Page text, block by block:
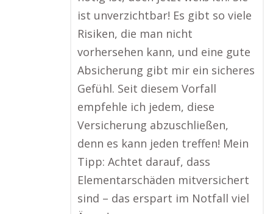
ist unverzichtbar! Es gibt so viele
Risiken, die man nicht
vorhersehen kann, und eine gute
Absicherung gibt mir ein sicheres
Gefühl. Seit diesem Vorfall
empfehle ich jedem, diese
Versicherung abzuschließen,
denn es kann jeden treffen! Mein
Tipp: Achtet darauf, dass
Elementarschäden mitversichert
sind – das erspart im Notfall viel